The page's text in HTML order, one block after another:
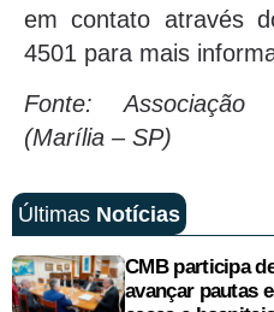
em contato através
4501 para mais
Fonte: Associação
(Marília – SP)
Últimas Notícias
CMB participa
avançar pautas